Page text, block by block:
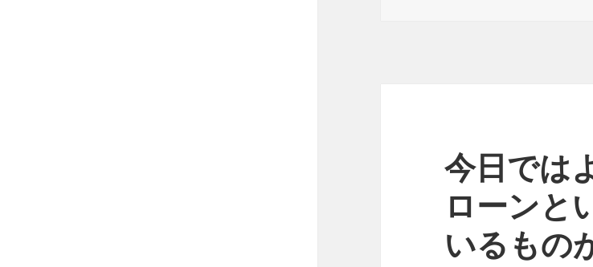
今日では
ローンと
いるもの